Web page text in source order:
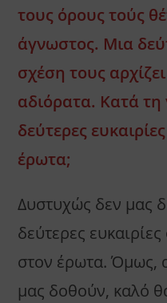
τους όρους τούς
άγνωστος. Μια
σχέση τους
αδιόρατα. Κατά
δεύτερες
έρωτα;
Δυστυχώς δεν μας
δεύτερες
στον έρωτα. Όμως,
μας δοθούν, καλό